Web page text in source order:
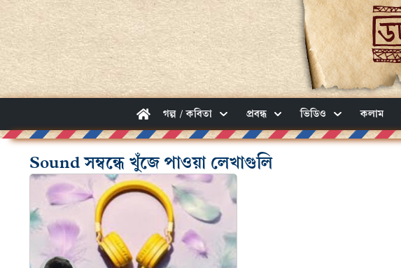
গল্প / কবিতা প্রবন্ধ ভিডিও কলাম
Sound সম্বন্ধে খুঁজে পাওয়া লেখাগুলি